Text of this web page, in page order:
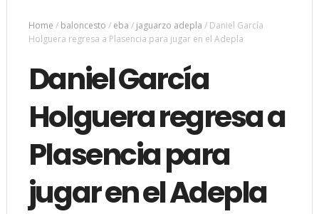
Home / baloncesto / eba / jaguarzo adepla / Daniel García
Holguera regresa a Plasencia para jugar en el Adepla
Daniel García
Holguera regresa a
Plasencia para
jugar en el Adepla